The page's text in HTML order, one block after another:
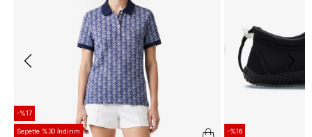
-%17
Sepette %30 İndirim -%16